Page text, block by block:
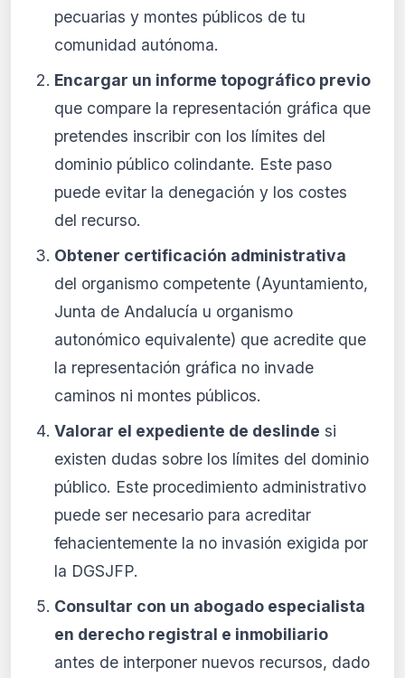
pecuarias y montes públicos de tu
comunidad autónoma.
Encargar un informe topográfico previo
que compare la representación gráfica que
pretendes inscribir con los límites del
dominio público colindante. Este paso
puede evitar la denegación y los costes
del recurso.
Obtener certificación administrativa
del organismo competente (Ayuntamiento,
Junta de Andalucía u organismo
autonómico equivalente) que acredite que
la representación gráfica no invade
caminos ni montes públicos.
Valorar el expediente de deslinde si
existen dudas sobre los límites del dominio
público. Este procedimiento administrativo
puede ser necesario para acreditar
fehacientemente la no invasión exigida por
la DGSJFP.
Consultar con un abogado especialista
en derecho registral e inmobiliario
antes de interponer nuevos recursos, dado